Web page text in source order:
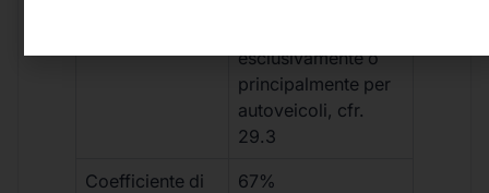
esclusivamente o
principalmente per
autoveicoli, cfr.
29.3
Coefficiente di
67%